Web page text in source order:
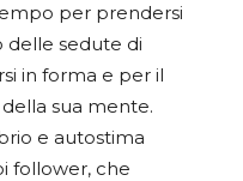
per prendersi
delle sedute di
in forma e per il
sua mente.
e autostima
follower, che